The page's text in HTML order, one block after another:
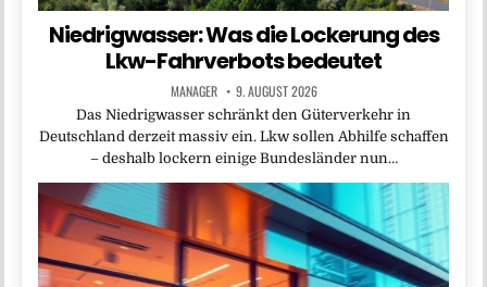
Niedrigwasser: Was die Lockerung des
Lkw-Fahrverbots bedeutet
MANAGER 9. AUGUST 2026
Das Niedrigwasser schränkt den Güterverkehr in
Deutschland derzeit massiv ein. Lkw sollen Abhilfe schaffen
– deshalb lockern einige Bundesländer nun…